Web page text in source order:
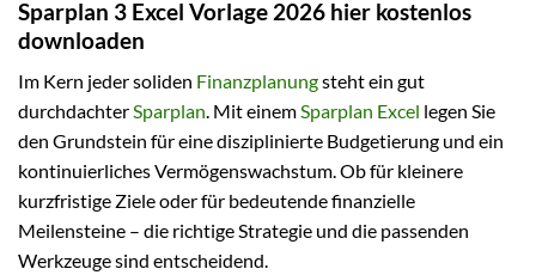
Sparplan 3 Excel Vorlage 2026 hier kostenlos
downloaden
Im Kern jeder soliden Finanzplanungsteht ein gut
durchdachterSparplan. Mit einemSparplan Excel legen Sie
den Grundstein für eine disziplinierte Budgetierung und ein
kontinuierliches Vermögenswachstum. Ob für kleinere
kurzfristige Ziele oder für bedeutende finanzielle
Meilensteine – die richtige Strategie und die passenden
Werkzeuge sind entscheidend.